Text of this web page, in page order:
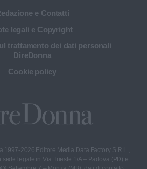
e Contatti
legali e Copyright
trattamento dei dati personali
DireDonna
Cookie policy
1997-2026 Editore Media Data Factory S.R.L.,
sede legale in Via Trieste 1/A – Padova (PD) e